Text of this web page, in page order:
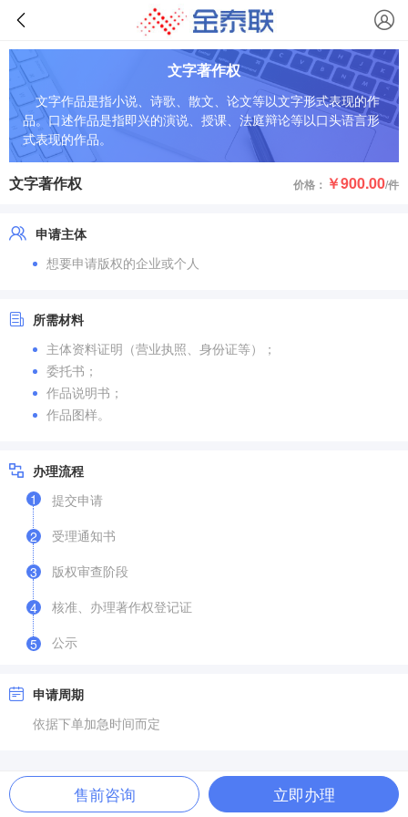
文字著作权
文字作品是指小说、诗歌、散文、论文等以文字形式表现的作
品。口述作品是指即兴的演说、授课、法庭辩论等以口头语言形
式表现的作品。
文字著作权 价格： ￥900.00/件
申请主体
想要申请版权的企业或个人
所需材料
主体资料证明（营业执照、身份证等）；
委托书；
作品说明书；
作品图样。
办理流程
1
提交申请
2
受理通知书
3
版权审查阶段
4
核准、办理著作权登记证
5 公示
申请周期
依据下单加急时间而定
售前咨询 立即办理